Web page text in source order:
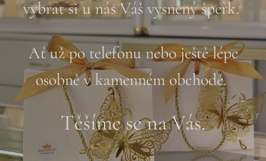
vybrat si u nás Váš vysněný šperk.
Ať už po telefonu nebo ještě lépe
osobně v kamenném obchodě.
Těšíme se na Vás.